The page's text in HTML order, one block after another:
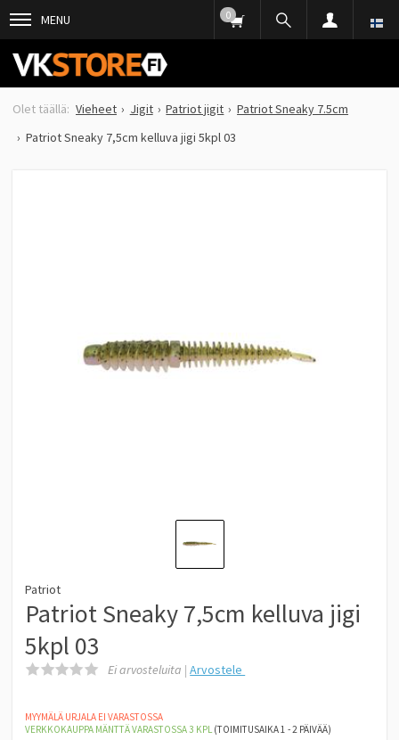
MENU 0
Vieheet Jigit Patriot jigit
Patriot Sneaky 7.5cm
Patriot Sneaky 7,5cm kelluva jigi 5kpl 03
Patriot
Patriot Sneaky 7,5cm kelluva jigi
5kpl 03
Ei arvosteluita |Arvostele
MYYMÄLÄ URJALA EI VARASTOSSA
VERKKOKAUPPA MÄNTTÄVARASTOSSA 3 KPL(TOIMITUSAIKA 1 - 2 PÄIVÄÄ)